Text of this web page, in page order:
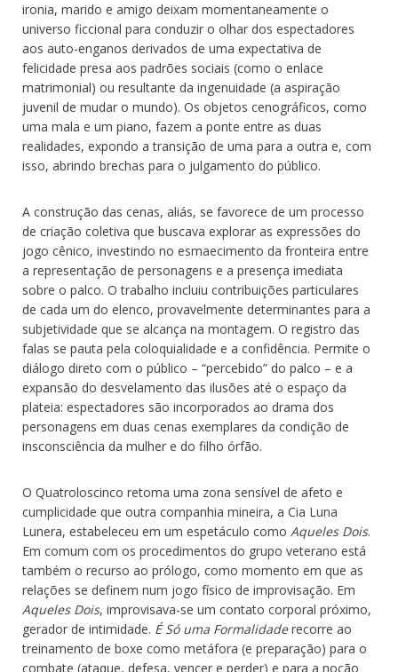
ironia, marido e amigo deixam momentaneamente o
universo ficcional para conduzir o olhar dos espectadores
aos auto-enganos derivados de uma expectativa de
felicidade presa aos padrões sociais (como o enlace
matrimonial) ou resultante da ingenuidade (a aspiração
juvenil de mudar o mundo). Os objetos cenográficos, como
uma mala e um piano, fazem a ponte entre as duas
realidades, expondo a transição de uma para a outra e, com
isso, abrindo brechas para o julgamento do público.
A construção das cenas, aliás, se favorece de um processo
de criação coletiva que buscava explorar as expressões do
jogo cênico, investindo no esmaecimento da fronteira entre
a representação de personagens e a presença imediata
sobre o palco. O trabalho incluiu contribuições particulares
de cada um do elenco, provavelmente determinantes para a
subjetividade que se alcança na montagem. O registro das
falas se pauta pela coloquialidade e a confidência. Permite o
diálogo direto com o público – “percebido” do palco – e a
expansão do desvelamento das ilusões até o espaço da
plateia: espectadores são incorporados ao drama dos
personagens em duas cenas exemplares da condição de
insconsciência da mulher e do filho órfão.
O Quatroloscinco retoma uma zona sensível de afeto e
cumplicidade que outra companhia mineira, a Cia Luna
Lunera, estabeleceu em um espetáculo como Aqueles Dois.
Em comum com os procedimentos do grupo veterano está
também o recurso ao prólogo, como momento em que as
relações se definem num jogo físico de improvisação. Em
Aqueles Dois, improvisava-se um contato corporal próximo,
gerador de intimidade. É Só uma Formalidaderecorre ao
treinamento de boxe como metáfora (e preparação) para o
combate (ataque, defesa, vencer e perder) e para a noção